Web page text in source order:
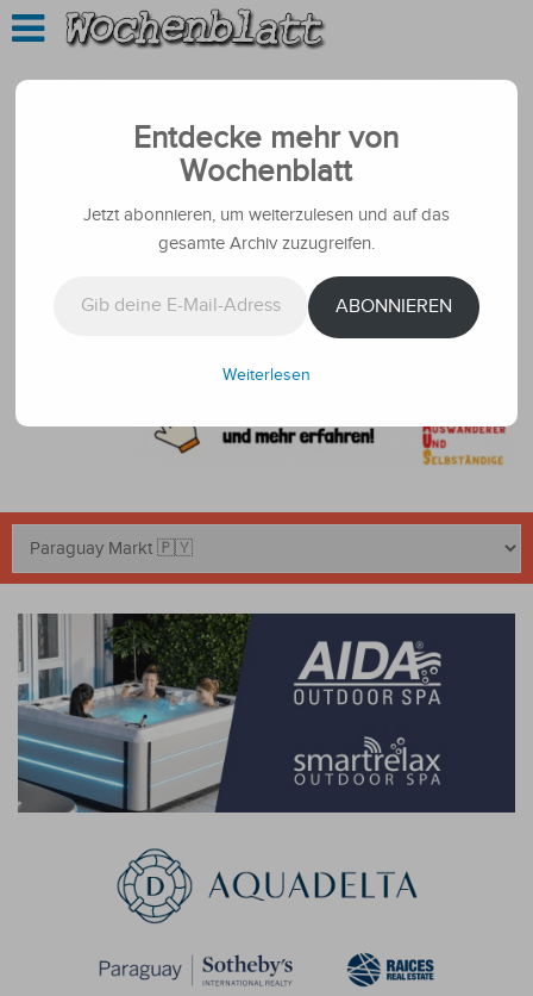
Entdecke mehr von
Wochenblatt
Jetzt abonnieren, um weiterzulesen und auf das
gesamte Archiv zuzugreifen.
ABONNIEREN
Weiterlesen